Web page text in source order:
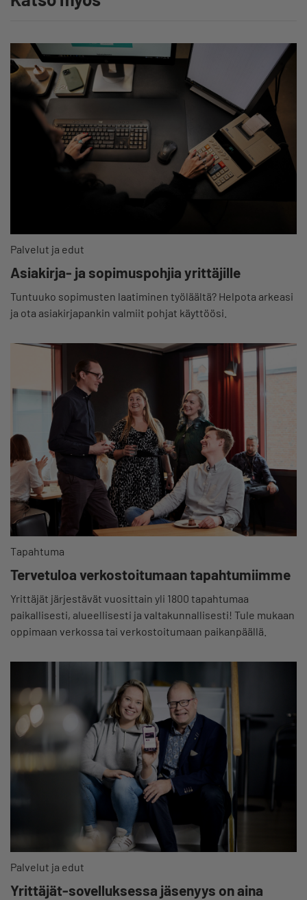
Palvelut ja edut
Asiakirja- ja sopimuspohjia yrittäjille
Tuntuuko sopimusten laatiminen työläältä? Helpota arkeasi
ja ota asiakirjapankin valmiit pohjat käyttöösi.
Tapahtuma
Tervetuloa verkostoitumaan tapahtumiimme
Yrittäjät järjestävät vuosittain yli 1800 tapahtumaa
paikallisesti, alueellisesti ja valtakunnallisesti! Tule mukaan
oppimaan verkossa tai verkostoitumaan paikanpäällä.
Palvelut ja edut
Yrittäjät-sovelluksessa jäsenyys on aina